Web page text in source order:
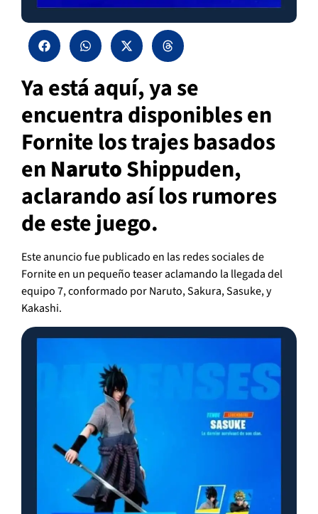
Ya está aquí, ya se
encuentra disponibles en
Fornite los trajes basados
enNarutoShippuden,
aclarando así los rumores
de este juego.
Este anuncio fue publicado en las redes sociales de
Fornite en un pequeño teaser aclamando la llegada del
equipo 7, conformado por Naruto, Sakura, Sasuke, y
Kakashi.